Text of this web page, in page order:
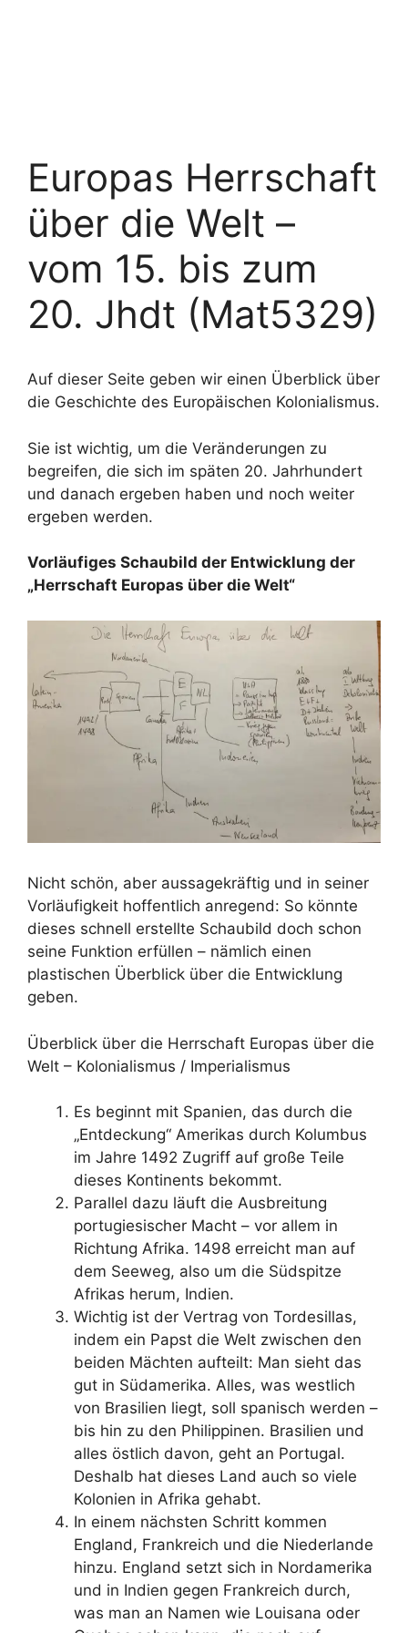
Europas Herrschaft
über die Welt –
vom 15. bis zum
20. Jhdt (Mat5329)
Auf dieser Seite geben wir einen Überblick über
die Geschichte des Europäischen Kolonialismus.
Sie ist wichtig, um die Veränderungen zu
begreifen, die sich im späten 20. Jahrhundert
und danach ergeben haben und noch weiter
ergeben werden.
Vorläufiges Schaubild der Entwicklung der
„Herrschaft Europas über die Welt“
Nicht schön, aber aussagekräftig und in seiner
Vorläufigkeit hoffentlich anregend: So könnte
dieses schnell erstellte Schaubild doch schon
seine Funktion erfüllen – nämlich einen
plastischen Überblick über die Entwicklung
geben.
Überblick über die Herrschaft Europas über die
Welt – Kolonialismus / Imperialismus
Es beginnt mit Spanien, das durch die
„Entdeckung“ Amerikas durch Kolumbus
im Jahre 1492 Zugriff auf große Teile
dieses Kontinents bekommt.
Parallel dazu läuft die Ausbreitung
portugiesischer Macht – vor allem in
Richtung Afrika. 1498 erreicht man auf
dem Seeweg, also um die Südspitze
Afrikas herum, Indien.
Wichtig ist der Vertrag von Tordesillas,
indem ein Papst die Welt zwischen den
beiden Mächten aufteilt: Man sieht das
gut in Südamerika. Alles, was westlich
von Brasilien liegt, soll spanisch werden –
bis hin zu den Philippinen. Brasilien und
alles östlich davon, geht an Portugal.
Deshalb hat dieses Land auch so viele
Kolonien in Afrika gehabt.
In einem nächsten Schritt kommen
England, Frankreich und die Niederlande
hinzu. England setzt sich in Nordamerika
und in Indien gegen Frankreich durch,
was man an Namen wie Louisana oder